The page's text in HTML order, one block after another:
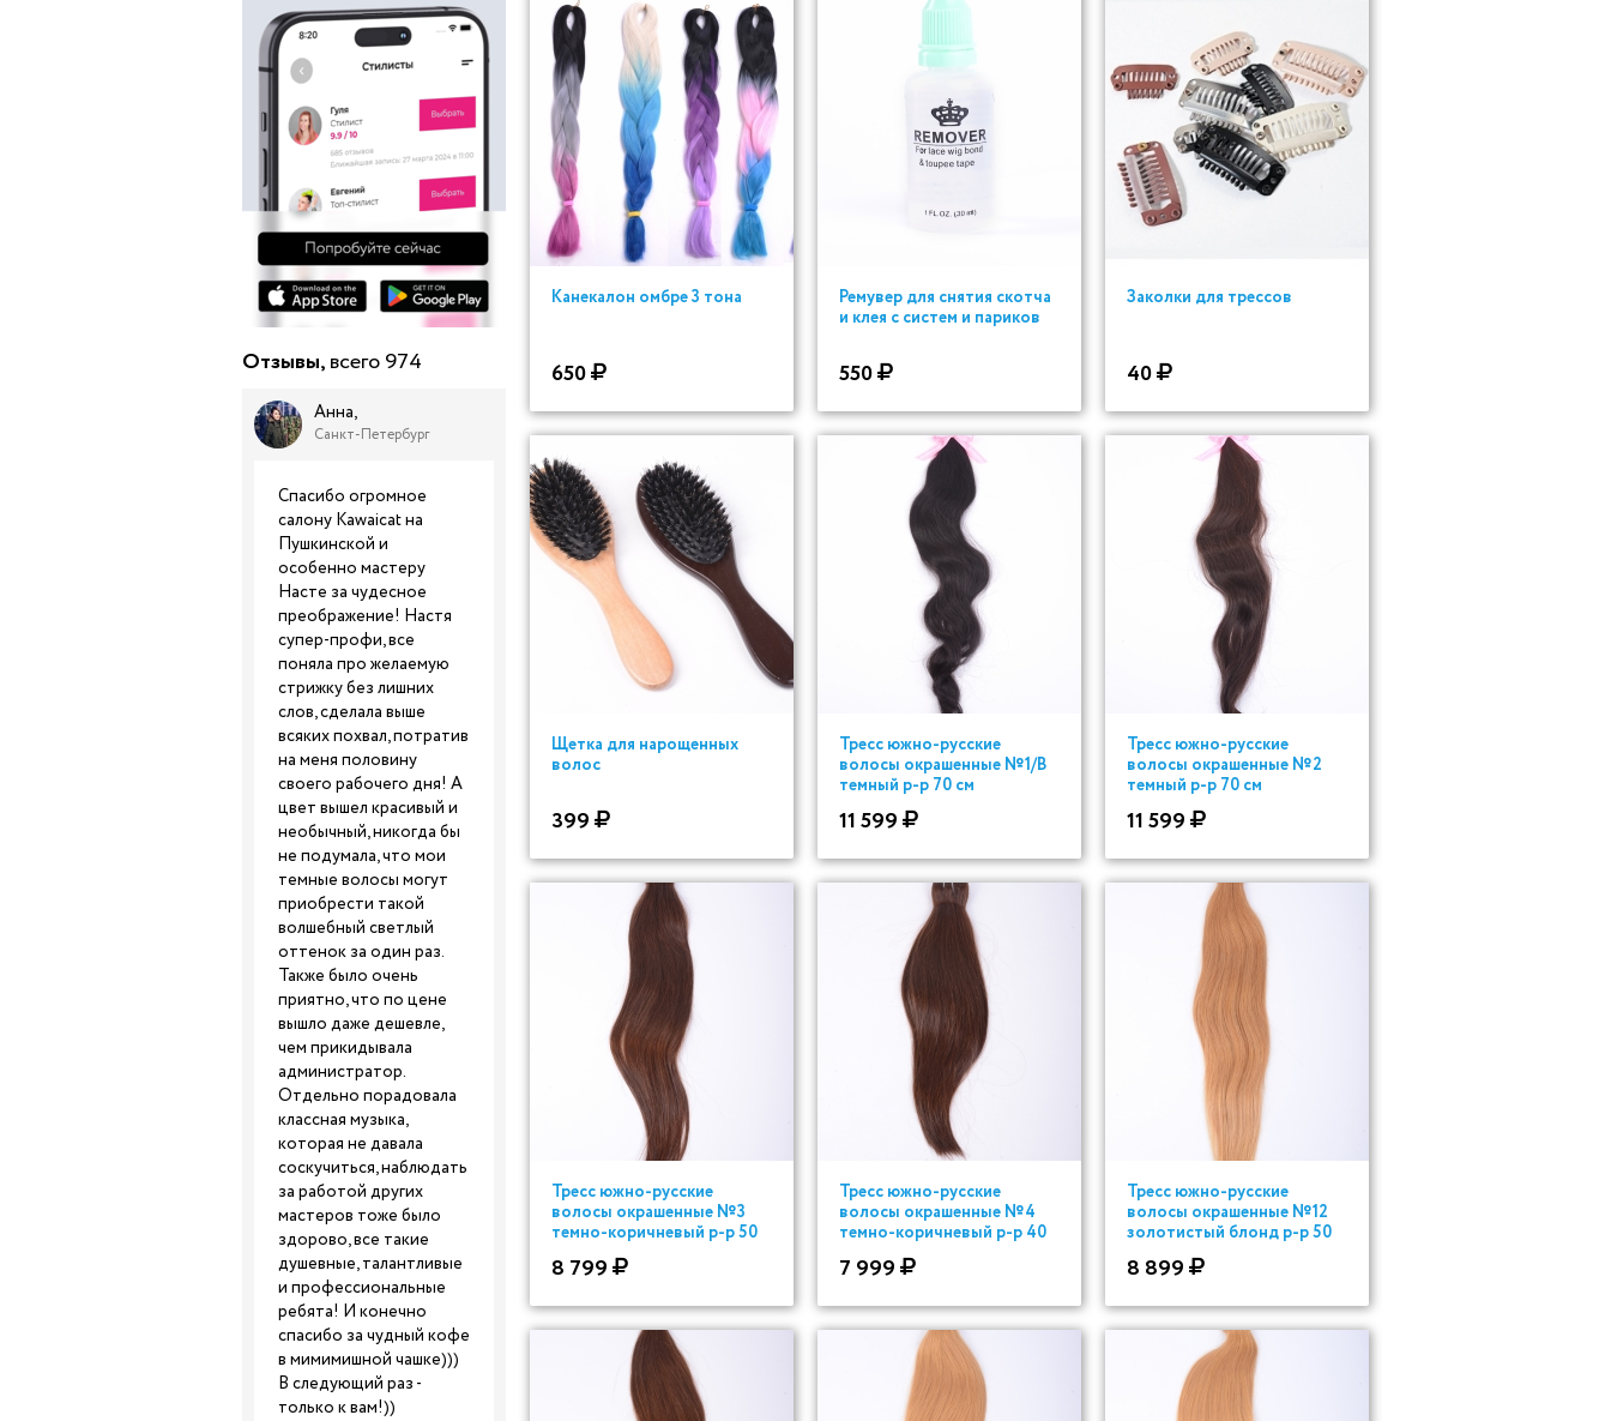
Отзывы,всего 974
Анна,
Санкт-Петербург
Спасибо огромное
салону Kawaicat на
Пушкинской и
особенно мастеру
Насте за чудесное
преображение! Настя
супер-профи, все
поняла про желаемую
стрижку без лишних
слов, сделала выше
всяких похвал, потратив
на меня половину
своего рабочего дня! А
цвет вышел красивый и
необычный, никогда бы
не подумала, что мои
темные волосы могут
приобрести такой
волшебный светлый
оттенок за один раз.
Также было очень
приятно, что по цене
вышло даже дешевле,
чем прикидывала
администратор.
Отдельно порадовала
классная музыка,
которая не давала
соскучиться, наблюдать
за работой других
мастеров тоже было
здорово, все такие
душевные, талантливые
и профессиональные
ребята! И конечно
спасибо за чудный кофе
в мимимишной чашке)))
В следующий раз -
только к вам!))
Канекалон омбре 3 тона
650
Ремувер для снятия скотча
и клея с систем и париков
550
Заколки для трессов
40
Щетка для нарощенных
волос
399
Тресс южно-русские
волосы окрашенные №1/B
темный р-р 70 см
11 599
Тресс южно-русские
волосы окрашенные №2
темный р-р 70 см
11 599
Тресс южно-русские
волосы окрашенные №3
темно-коричневый р-р 50
8 799
Тресс южно-русские
волосы окрашенные №4
темно-коричневый р-р 40
7 999
Тресс южно-русские
волосы окрашенные №12
золотистый блонд р-р 50
8 899